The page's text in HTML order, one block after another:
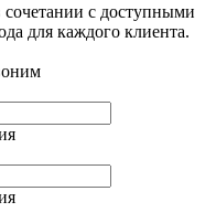
сочетании с доступными
для каждого клиента.